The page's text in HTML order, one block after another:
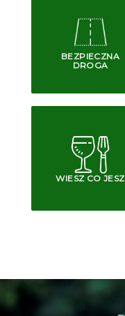
BEZPIECZNA
DROGA
WIESZ CO JESZ